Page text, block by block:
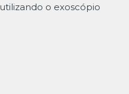
o exoscópio